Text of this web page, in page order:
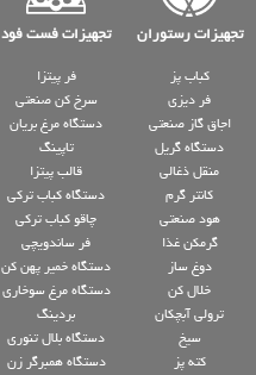
تجهیزات رستوران تجهیزات فست فود
کباب پز
فر دیزی
اجاق گاز صنعتی
دستگاه گریل
منقل ذغالی
کانتر گرم
هود صنعتی
گرمکن غذا
دوغ ساز
خلال کن
ترولی آبچکان
سیخ
کته پز
فر پیتزا
سرخ کن صنعتی
دستگاه مرغ بریان
تاپینگ
قالب پیتزا
دستگاه کباب ترکی
چاقو کباب ترکی
فر ساندویچی
دستگاه خمیر پهن کن
دستگاه مرغ سوخاری
بردینگ
دستگاه بلال تنوری
دستگاه همبرگر زن